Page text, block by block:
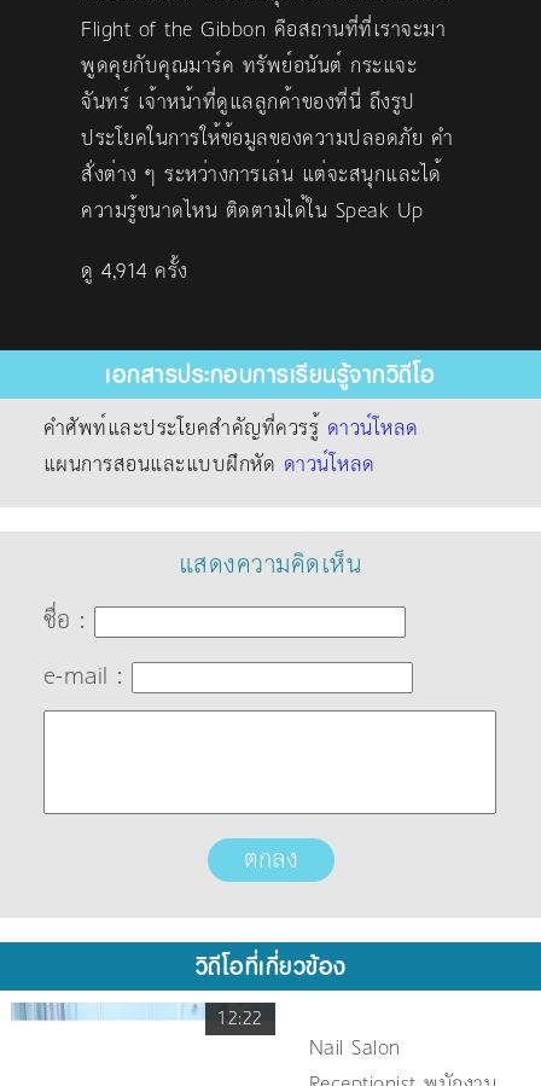
Flight of the Gibbon คือสถานที่ที่เราจะมา
พูดคุยกับคุณมาร์ค ทรัพย์อนันต์ กระแจะ
จันทร์ เจ้าหน้าที่ดูแลลูกค้าของที่นี่ ถึงรูป
ประโยคในการให้ข้อมูลของความปลอดภัย คำ
สั่งต่าง ๆ ระหว่างการเล่น แต่จะสนุกและได้
ความรู้ขนาดไหน ติดตามได้ใน Speak Up
ดู 4,914 ครั้ง
เอกสารประกอบการเรียนรู้จากวิดีโอ
คำศัพท์และประโยคสำคัญที่ควรรู้ ดาวน์โหลด
แผนการสอนและแบบฝึกหัด ดาวน์โหลด
แสดงความคิดเห็น
ชื่อ :
e-mail :
วิดีโอที่เกี่ยวข้อง
12:22
Nail Salon